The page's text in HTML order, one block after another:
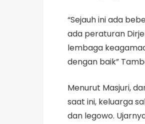
“Sejauh ini ada
ada peraturan
lembaga
dengan baik”
Menurut Masjuri,
saat ini, keluarga
dan legowo.